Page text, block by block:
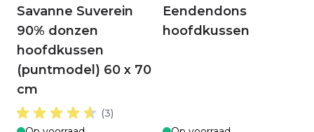
Savanne Suverein
90% donzen
hoofdkussen
(puntmodel) 60 x 70
cm
(3)
Eendendons
hoofdkussen